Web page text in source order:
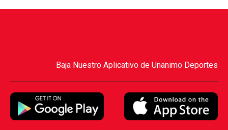
Baja Nuestro Aplicativo de Unanimo Deportes